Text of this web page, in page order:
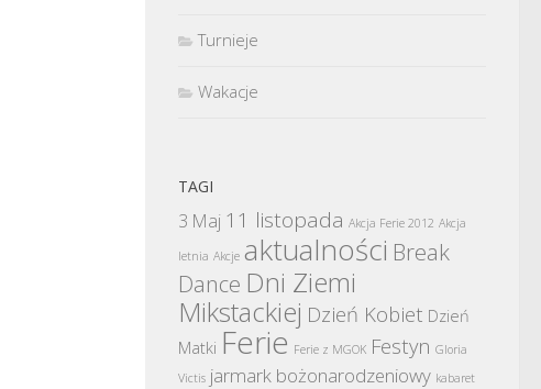
Turnieje
Wakacje
TAGI
3 Maj 11 listopada Akcja Ferie 2012 Akcja
letnia Akcje aktualności Break
Dance Dni Ziemi
Mikstackiej Dzień Kobiet Dzień
Matki Ferie Ferie z MGOK Festyn Gloria
Victis jarmark bożonarodzeniowy kabaret